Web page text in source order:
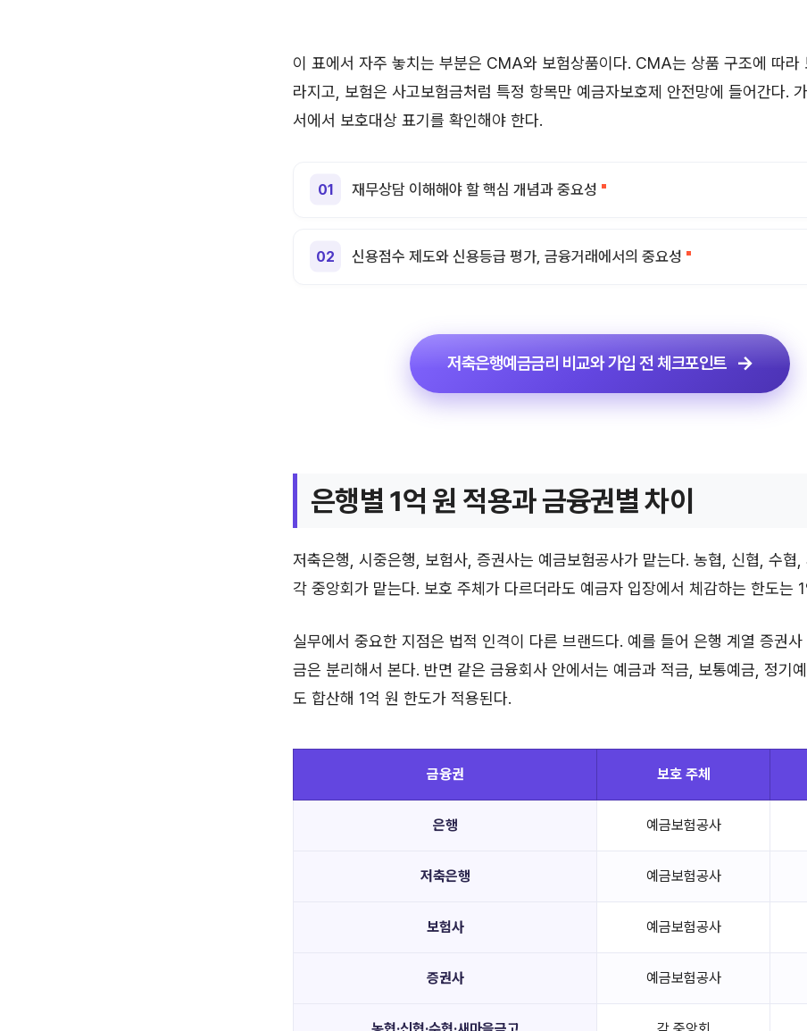
이 표에서 자주 놓치는 부분은 CMA와 보험상품이다. CMA는 상품 구조에 따라
라지고, 보험은 사고보험금처럼 특정 항목만 예금자보호제 안전망에 들어간다.
서에서 보호대상 표기를 확인해야 한다.
재무상담 이해해야 할 핵심 개념과 중요성
신용점수 제도와 신용등급 평가, 금융거래에서의 중요성
저축은행예금금리 비교와 가입 전 체크포인트
은행별 1억 원 적용과 금융권별 차이
저축은행, 시중은행, 보험사, 증권사는 예금보험공사가 맡는다. 농협, 신협, 수협,
각 중앙회가 맡는다. 보호 주체가 다르더라도 예금자 입장에서 체감하는 한도는
실무에서 중요한 지점은 법적 인격이 다른 브랜드다. 예를 들어 은행 계열 증권사
금은 분리해서 본다. 반면 같은 금융회사 안에서는 예금과 적금, 보통예금, 정기
도 합산해 1억 원 한도가 적용된다.
금융권 보호 주체
은행 예금보험공사
저축은행 예금보험공사
보험사 예금보험공사
증권사 예금보험공사